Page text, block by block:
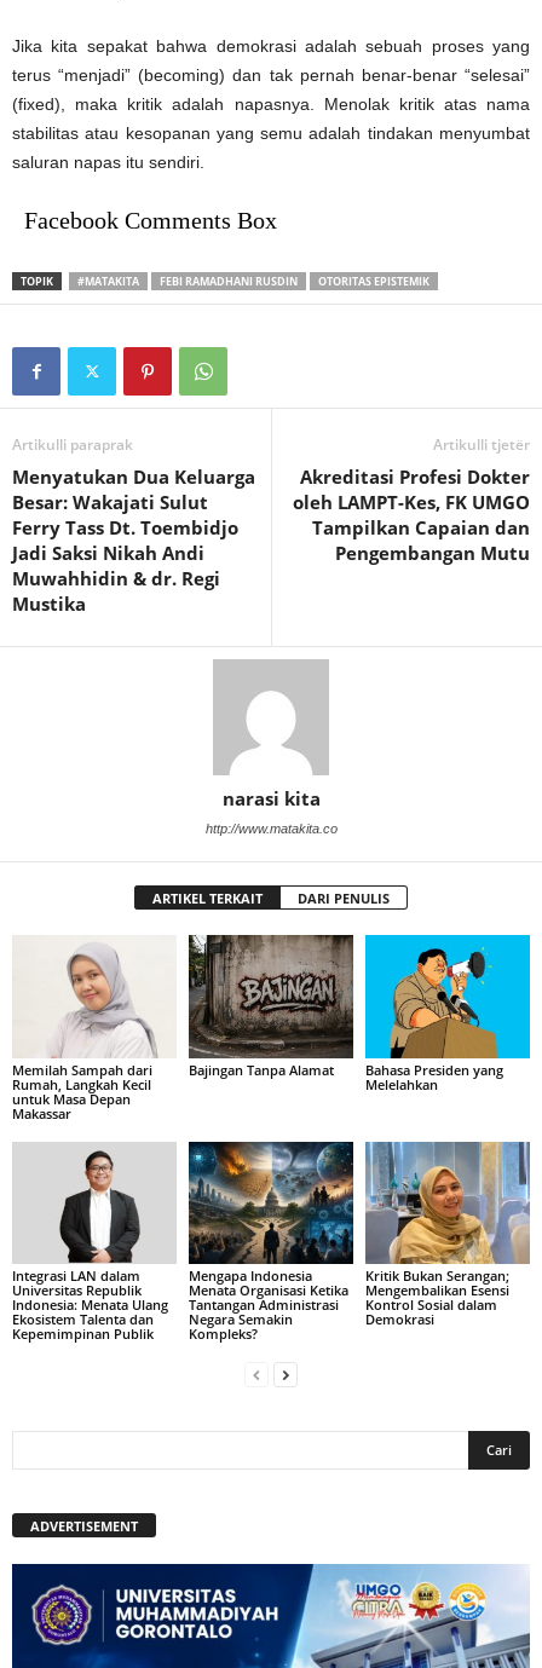
Jika kita sepakat bahwa demokrasi adalah sebuah proses yang
terus “menjadi” (becoming) dan tak pernah benar-benar “selesai”
(fixed), maka kritik adalah napasnya. Menolak kritik atas nama
stabilitas atau kesopanan yang semu adalah tindakan menyumbat
saluran napas itu sendiri.
Facebook Comments Box
TOPIK #MATAKITA FEBI RAMADHANI RUSDIN OTORITAS EPISTEMIK
Artikulli paraprak
Menyatukan Dua Keluarga
Besar: Wakajati Sulut
Ferry Tass Dt. Toembidjo
Jadi Saksi Nikah Andi
Muwahhidin & dr. Regi
Mustika
Artikulli tjetër
Akreditasi Profesi Dokter
oleh LAMPT-Kes, FK UMGO
Tampilkan Capaian dan
Pengembangan Mutu
narasi kita
http://www.matakita.co
ARTIKEL TERKAIT DARI PENULIS
Memilah Sampah dari
Rumah, Langkah Kecil
untuk Masa Depan
Makassar
Bajingan Tanpa Alamat
Bahasa Presiden yang
Melelahkan
Integrasi LAN dalam
Universitas Republik
Indonesia: Menata Ulang
Ekosistem Talenta dan
Kepemimpinan Publik
Mengapa Indonesia
Menata Organisasi Ketika
Tantangan Administrasi
Negara Semakin
Kompleks?
Kritik Bukan Serangan;
Mengembalikan Esensi
Kontrol Sosial dalam
Demokrasi
ADVERTISEMENT